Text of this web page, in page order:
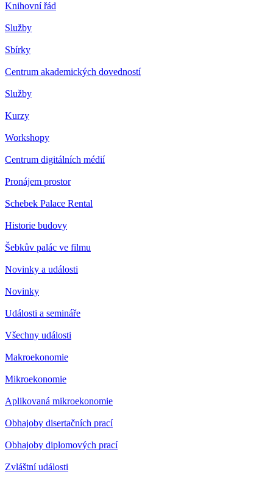
Knihovní řád
Služby
Sbírky
Centrum akademických dovedností
Služby
Kurzy
Workshopy
Centrum digitálních médií
Pronájem prostor
Schebek Palace Rental
Historie budovy
Šebkův palác ve filmu
Novinky a události
Novinky
Události a semináře
Všechny události
Makroekonomie
Mikroekonomie
Aplikovaná mikroekonomie
Obhajoby disertačních prací
Obhajoby diplomových prací
Zvláštní události